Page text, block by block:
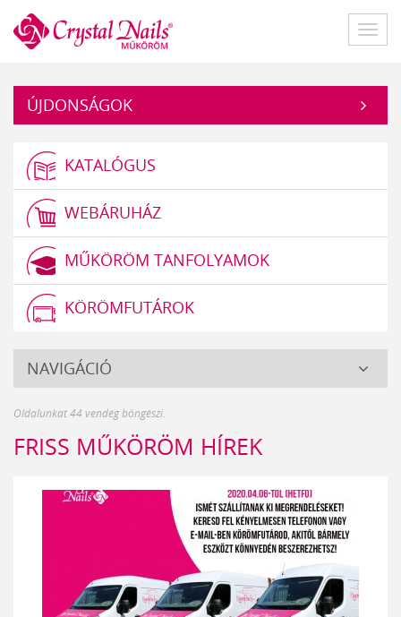
Műköröm
ÚJDONSÁGOK
KATALÓGUS
WEBÁRUHÁZ
MŰKÖRÖM TANFOLYAMOK
KÖRÖMFUTÁROK
Crystal
NAVIGÁCIÓ
Oldalunkat 44 vendég böngészi.
FRISS MŰKÖRÖM HÍREK